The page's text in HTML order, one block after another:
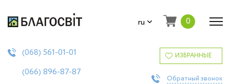
ru 0
(068) 561-01-01
(066) 896-87-87
ИЗБРАННЫЕ
Обратный звонок